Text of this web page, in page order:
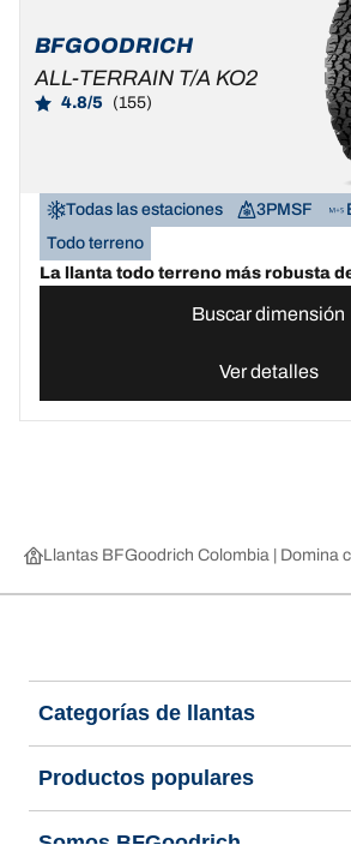
BFGOODRICH
ALL-TERRAIN T/A KO2
4.8/5 (155)
Todas las estaciones 3PMSF
Todo terreno
La llanta todo terreno más robusta
Buscar dimensión
Ver detalles
Llantas BFGoodrich Colombia | Domina
Categorías de llantas
Productos populares
Somos BFGoodrich